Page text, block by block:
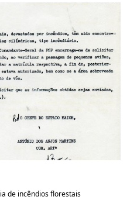
de incêndios florestais